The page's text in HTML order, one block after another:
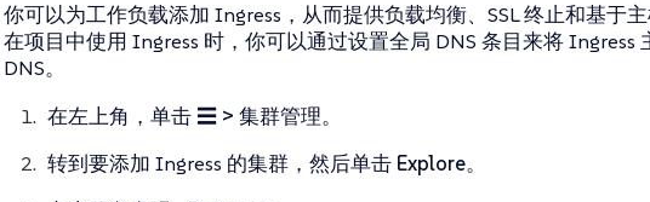
你可以为工作负载添加 Ingress，从而提供负载均衡、SSL 终止和基于主
在项目中使用 Ingress 时，你可以通过设置全局 DNS 条目来将 Ingress
DNS。
在左上角，单击 ☰ > 集群管理。
转到要添加 Ingress 的集群，然后单击 Explore。